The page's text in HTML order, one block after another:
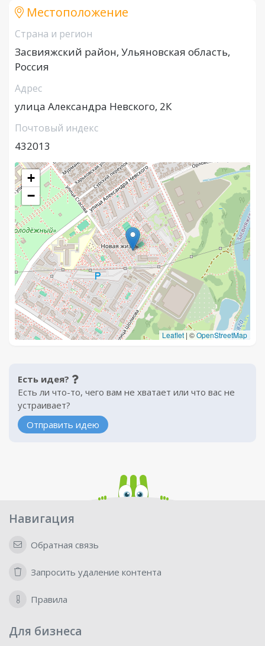
Местоположение
Страна и регион
Засвияжский район, Ульяновская область,
Россия
Адрес
улица Александра Невского, 2К
Почтовый индекс
432013
+
−
Leaflet | ©OpenStreetMap
Есть идея?
Есть ли что-то, чего вам не хватает или что вас не
устраивает?
Отправить идею
Навигация
Обратная связь
Запросить удаление контента
Правила
Для бизнеса